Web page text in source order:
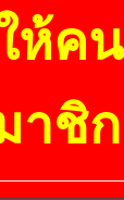
ห้ค
าชิ